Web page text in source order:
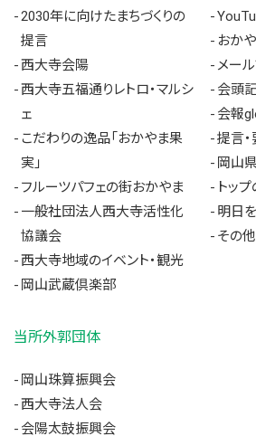
2030年に向けたまちづくりの
提言
西大寺会陽
西大寺五福通りレトロ・マルシ
ェ
こだわりの逸品「おかやま果
実」
フルーツパフェの街おかやま
一般社団法人西大寺活性化
協議会
西大寺地域のイベント・観光
岡山武蔵倶楽部
おか
メー
会頭
会報
提言
岡山
トッ
明日
その
当所外郭団体
岡山珠算振興会
西大寺法人会
会陽太鼓振興会